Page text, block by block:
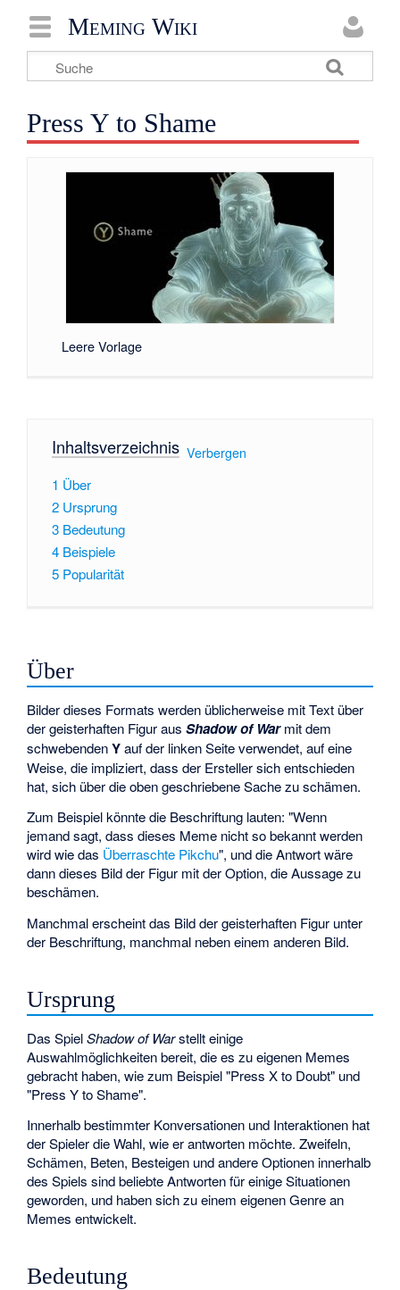
Meming Wiki
Press Y to Shame
Leere Vorlage
Inhaltsverzeichnis[ Verbergen
1 Über
2 Ursprung
3 Bedeutung
4 Beispiele
5 Popularität
Über
Bilder dieses Formats werden üblicherweise mit Text über
der geisterhaften Figur ausShadow of Warmit dem
schwebendenYauf der linken Seite verwendet, auf eine
Weise, die impliziert, dass der Ersteller sich entschieden
hat, sich über die oben geschriebene Sache zu schämen.
Zum Beispiel könnte die Beschriftung lauten: "Wenn
jemand sagt, dass dieses Meme nicht so bekannt werden
wird wie das Überraschte Pikchu", und die Antwort wäre
dann dieses Bild der Figur mit der Option, die Aussage zu
beschämen.
Manchmal erscheint das Bild der geisterhaften Figur unter
der Beschriftung, manchmal neben einem anderen Bild.
Ursprung
Das SpielShadow of Warstellt einige
Auswahlmöglichkeiten bereit, die es zu eigenen Memes
gebracht haben, wie zum Beispiel "Press X to Doubt" und
"Press Y to Shame".
Innerhalb bestimmter Konversationen und Interaktionen hat
der Spieler die Wahl, wie er antworten möchte. Zweifeln,
Schämen, Beten, Besteigen und andere Optionen innerhalb
des Spiels sind beliebte Antworten für einige Situationen
geworden, und haben sich zu einem eigenen Genre an
Memes entwickelt.
Bedeutung